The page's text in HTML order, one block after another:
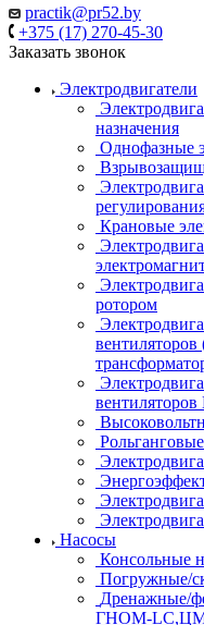
practik@pr52.by
+375 (17) 270-45-30
Заказать звонок
Электродвигатели
назначения
Однофазные
Крановые
ротором
Насосы
Консольные
Погружные/
Дренажные/
ГНОМ-